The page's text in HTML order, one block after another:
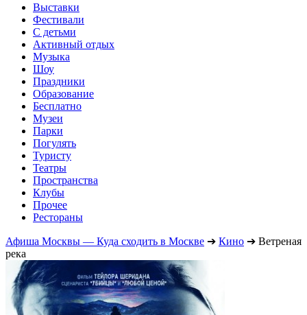
Выставки
Фестивали
С детьми
Активный отдых
Музыка
Шоу
Праздники
Образование
Бесплатно
Музеи
Парки
Погулять
Туристу
Театры
Пространства
Клубы
Прочее
Рестораны
Афиша Москвы — Куда сходить в Москве ➔ Кино ➔ Ветреная
река